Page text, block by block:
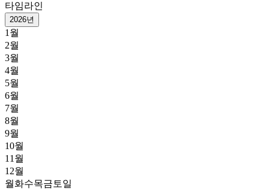
타임라인
2026년
1월
2월
3월
4월
5월
6월
7월
8월
9월
10월
11월
12월
월화수목금 토일